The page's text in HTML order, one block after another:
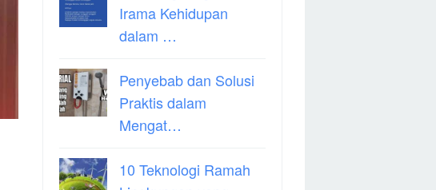
Irama Kehidupan
dalam …
Penyebab dan Solusi
Praktis dalam
Mengat…
10 Teknologi Ramah